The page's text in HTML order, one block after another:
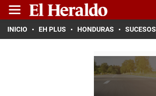
INICIO EH PLUS HONDURAS SUCESOS